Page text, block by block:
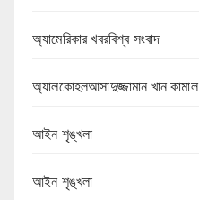
অ্যামেরিকার খবরবিশ্ব সংবাদ
অ্যালকোহলআসাদুজ্জামান খান কামাল
আইন শৃঙ্খলা
আইন শৃঙ্খলা